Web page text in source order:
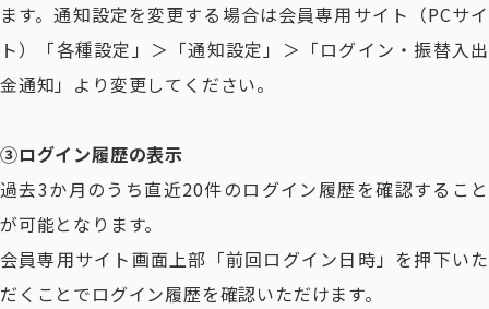
ます。通知設定を変更する場合は会員専用サイト（PCサイ
ト）「各種設定」＞「通知設定」＞「ログイン・振替入出
金通知」より変更してください。
③ログイン履歴の表示
過去3か月のうち直近20件のログイン履歴を確認すること
が可能となります。
会員専用サイト画面上部「前回ログイン日時」を押下いた
だくことでログイン履歴を確認いただけます。